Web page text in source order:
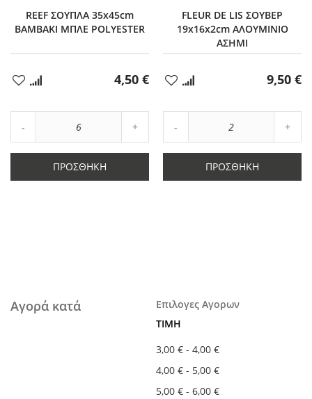
REEF ΣΟΥΠΛΑ 35x45cm
ΒΑΜΒΑΚΙ ΜΠΛΕ POLYESTER
Προσθήκη
4,50 €
Μείωση
ποσότητας
Αύξηση
ποσότητας
κατά
ΠΡΟΣΘΉΚΗ
FLEUR DE LIS ΣΟΥΒΕΡ
19x16x2cm ΑΛΟΥΜΙΝΙΟ
ΑΣΗΜΙ
Προσθήκη
9,50 €
Μείωση
ποσότητας
κατά
ΠΡΟΣΘΉΚΗ
Αγορά κατά
Επιλογες Αγορων
ΤΙΜΉ
3,00 € - 4,00 €
4,00 € - 5,00 €
5,00 € - 6,00 €